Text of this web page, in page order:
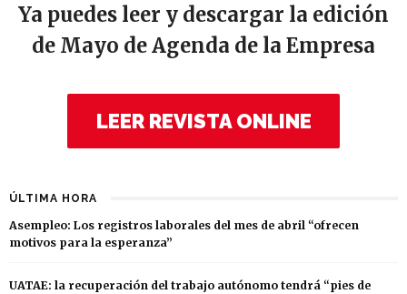
Ya puedes leer y descargar la edición
de Mayo de Agenda de la Empresa
LEER REVISTA ONLINE
ÚLTIMA HORA
Asempleo: Los registros laborales del mes de abril “ofrecen
motivos para la esperanza”
UATAE: la recuperación del trabajo autónomo tendrá “pies de